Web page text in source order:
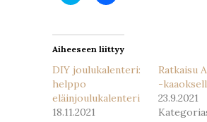
Aiheeseen liittyy
DIY joulukalenteri:
helppo
eläinjoulukalenteri
18.11.2021
Ratkaisu
-
23.9.2021